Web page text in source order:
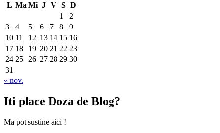
L Ma Mi J V S D
1
2
3
4 5 6 7 8
9
10 11 12 13 14 15 16
17 18 19 20 21 22 23
24 25 26 27 28 29 30
31
« nov.
Iti place Doza de Blog?
Ma pot sustine aici !